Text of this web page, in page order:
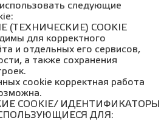
следующие
(ТЕХНИЧЕСКИЕ) COOKIE
для корректного
и отдельных его сервисов,
а также сохранения
cookie корректная работа
COOKIE/ ИДЕНТИФИКАТОРЫ
ДЛЯ: